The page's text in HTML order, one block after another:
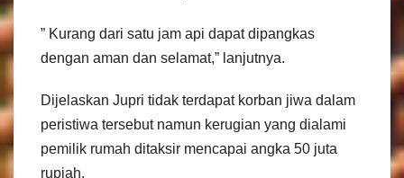
” Kurang dari satu jam api dapat dipangkas
dengan aman dan selamat,” lanjutnya.
Dijelaskan Jupri tidak terdapat korban jiwa dalam
peristiwa tersebut namun kerugian yang dialami
pemilik rumah ditaksir mencapai angka 50 juta
rupiah.